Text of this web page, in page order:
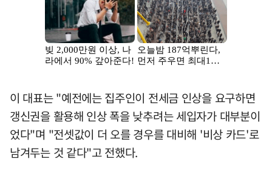
이 대표는 "예전에는 집주인이 전세금 인상을 요구하면
갱신권을 활용해 인상 폭을 낮추려는 세입자가 대부분이
었다"며 "전셋값이 더 오를 경우를 대비해 '비상 카드'로
남겨두는 것 같다"고 전했다.